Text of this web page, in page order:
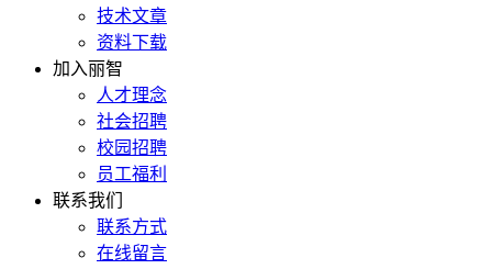
技术文章
资料下载
加入丽智
人才理念
社会招聘
校园招聘
员工福利
联系我们
联系方式
在线留言